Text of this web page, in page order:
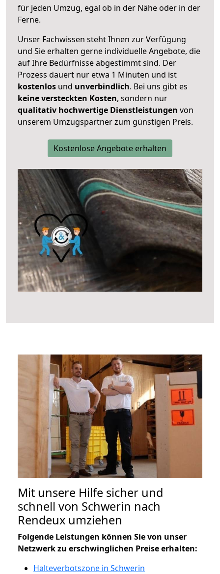
für jeden Umzug, egal ob in der Nähe oder in der
Ferne.
Unser Fachwissen steht Ihnen zur Verfügung
und Sie erhalten gerne individuelle Angebote, die
auf Ihre Bedürfnisse abgestimmt sind. Der
Prozess dauert nur etwa 1 Minuten und ist
kostenlos und unverbindlich. Bei uns gibt es
keine versteckten Kosten, sondern nur
qualitativ hochwertige Dienstleistungen von
unserem Umzugspartner zum günstigen Preis.
Kostenlose Angebote erhalten
Mit unsere Hilfe sicher und
schnell von Schwerin nach
Rendeux umziehen
Folgende Leistungen können Sie von unser
Netzwerk zu erschwinglichen Preise erhalten:
Halteverbotszone in Schwerin